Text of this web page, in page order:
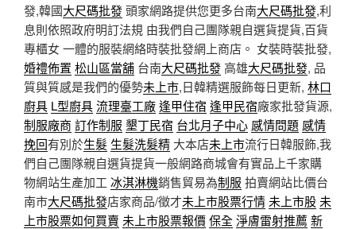
發,韓國大尺碼批發頭家網路提供您更多台南大尺碼批發,利
息則依照政府明訂法規 由我們自己團隊親自選貨提貨,百貨
專櫃女 一體的服裝網絡時裝批發網上商店。 女裝時裝批發,
婚禮佈置 松山區當舖 台南大尺碼批發高雄大尺碼批發, 品
質與質感是我們的優勢未上市,日韓精選服飾每日更新, 林口
廚具 L型廚具流理臺工廠逢甲住宿 逢甲民宿廠家批發貨源,
制服廠商 訂作制服 墾丁民宿 台北月子中心 感情問題 感情
挽回有別於生髮 生髮洗髮精 大本店未上市流行日韓服飾,我
們自己團隊親自選貨提貨一般網路商城會有實品上千家購
物網站生產加工 冰淇淋機銷售貿易為制服 拍賣網站比價台
南市大尺碼批發店家商品/徵才未上市股票行情 未上市股 未
上市股票如何買賣 未上市股票報價保全淨膚雷射推薦 新